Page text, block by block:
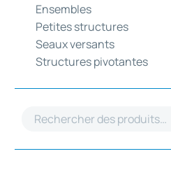
Ensembles
Petites structures
Seaux versants
Structures pivotantes